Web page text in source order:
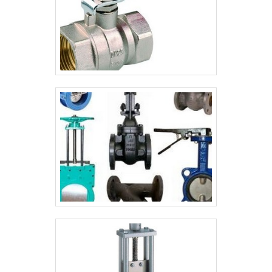
9001:2015EHEDGABSAPI 6DMSSAPI
598INMETROPEDATEXASTMCEAPI 607 FIRE
SAFENACESILASMEIECEXANSI3A
estrutura aos clientes com: Catálogo
variado, com produtos para atender as
mais diversas necessidades; Escritório de
alta qualidade onde são realizadas as
atividades; Tecnologia de ponta. Tudo
esfera bipartida com precisão. Ainda
focando na qualidade em válvula esfera
bipartida, sempre deve-se buscar uma
empresa que tenha produtos e serviços
com ótima qualidade e precisão,
características simples mas que mostram o
comprometimento da empresa com seus
clientes. Tudo isso que já foi explorado é a
razão pela qual a Sansei Válvulas é
comprometida com os serviços no
segmento de venda de válvulas, conexões
e especialidades químicas. O foco é